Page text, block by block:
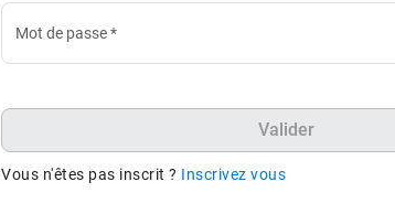
Mot de passe*
Valider
Vous n'êtes pas inscrit ? Inscrivez vous